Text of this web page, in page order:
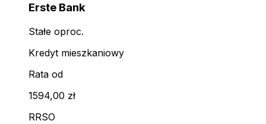
Erste Bank
Stałe oproc.
Kredyt mieszkaniowy
Rata od
1594,00 zł
RRSO